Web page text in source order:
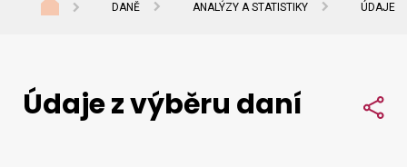
Daně
DANĚ ANALÝZY A STATISTIKY ÚDAJE Z
Údaje z výběru daní